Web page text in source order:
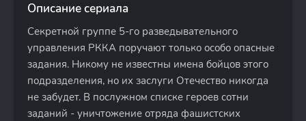
Описание сериала
Секретной группе 5-го разведывательного
управления РККА поручают только особо опасные
задания. Никому не известны имена бойцов этого
подразделения, но их заслуги Отечество никогда
не забудет. В послужном списке героев сотни
заданий - уничтожение отряда фашистских